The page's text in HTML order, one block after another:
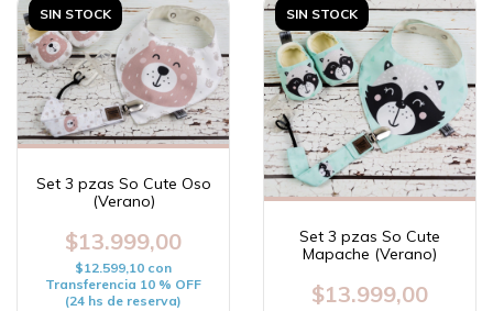
SIN STOCK
Set 3 pzas So Cute Oso
(Verano)
$13.999,00
$12.599,10 con
Transferencia 10 % OFF
(24 hs de reserva)
SIN STOCK
Set 3 pzas So Cute
Mapache (Verano)
$13.999,00